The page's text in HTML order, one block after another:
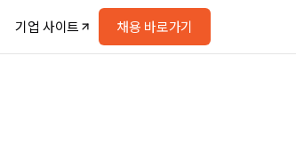
기업 사이트 채용 바로가기